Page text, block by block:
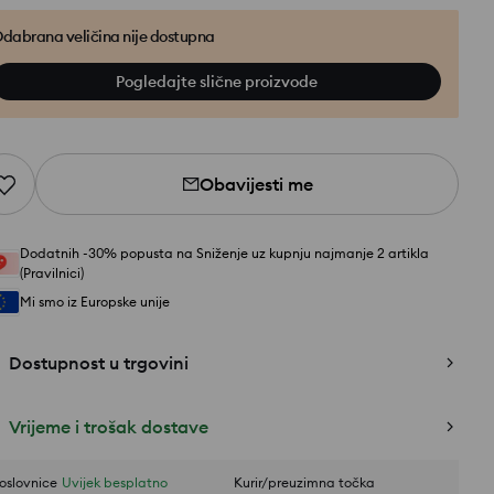
veličina nije dostupna
Pogledajte slične proizvode
Obavijesti me
Dodatnih -30% popusta na Sniženje uz kupnju najmanje 2 artikla
(Pravilnici)
Mi smo iz Europske unije
Dostupnost u trgovini
Vrijeme i trošak dostave
Uvijek besplatno Kurir/preuzimna točka